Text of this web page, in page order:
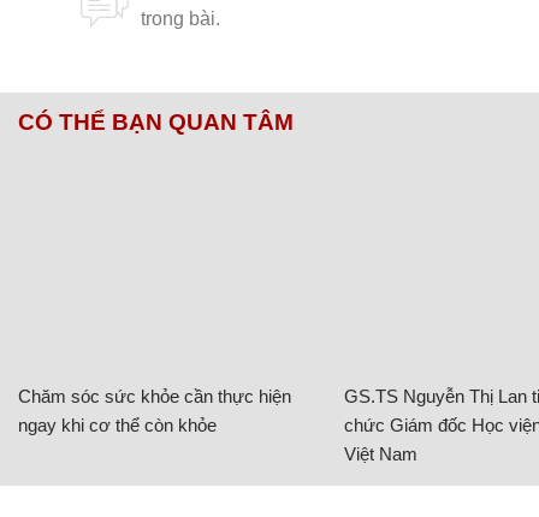
CÓ THỂ BẠN QUAN TÂM
Chăm sóc sức khỏe cần thực hiện
ngay khi cơ thể còn khỏe
GS.TS Nguyễn Thị Lan
chức Giám đốc Học
Việt Nam